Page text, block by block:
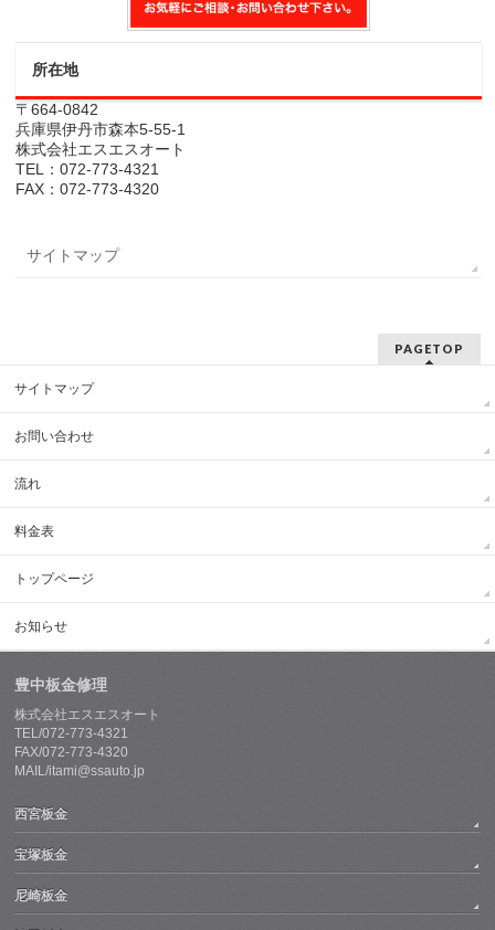
所在地
〒664-0842
兵庫県伊丹市森本5-55-1
株式会社エスエスオート
TEL：072-773-4321
FAX：072-773-4320
サイトマップ
PAGETOP
サイトマップ
お問い合わせ
流れ
料金表
トップページ
お知らせ
豊中板金修理
株式会社エスエスオート
TEL/072-773-4321
FAX/072-773-4320
MAIL/itami@ssauto.jp
西宮板金
宝塚板金
尼崎板金